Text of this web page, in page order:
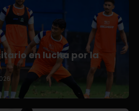
en lucha por la